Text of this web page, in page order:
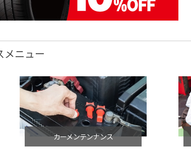
メニュー
カーメンテンナンス